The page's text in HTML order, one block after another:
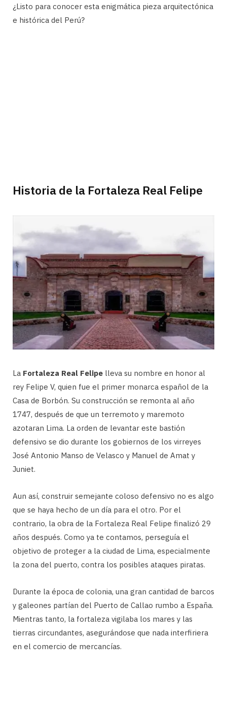
¿Listo para conocer esta enigmática pieza arquitectónica
e histórica del Perú?
Historia de la Fortaleza Real Felipe
La Fortaleza Real Felipe lleva su nombre en honor al
rey Felipe V, quien fue el primer monarca español de la
Casa de Borbón. Su construcción se remonta al año
1747, después de que un terremoto y maremoto
azotaran Lima. La orden de levantar este bastión
defensivo se dio durante los gobiernos de los virreyes
José Antonio Manso de Velasco y Manuel de Amat y
Juniet.
Aun así, construir semejante coloso defensivo no es algo
que se haya hecho de un día para el otro. Por el
contrario, la obra de la Fortaleza Real Felipe finalizó 29
años después. Como ya te contamos, perseguía el
objetivo de proteger a la ciudad de Lima, especialmente
la zona del puerto, contra los posibles ataques piratas.
Durante la época de colonia, una gran cantidad de barcos
y galeones partían del Puerto de Callao rumbo a España.
Mientras tanto, la fortaleza vigilaba los mares y las
tierras circundantes, asegurándose que nada interfiriera
en el comercio de mercancías.